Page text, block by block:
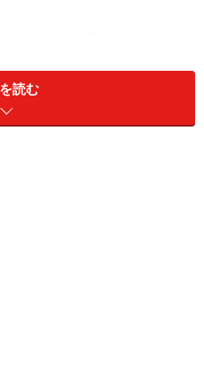
ップ」を紹介します。
読む